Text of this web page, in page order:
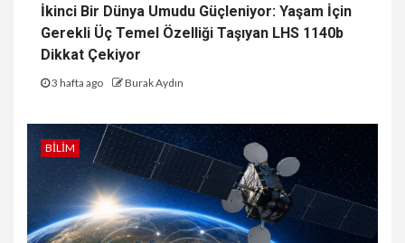
İkinci Bir Dünya Umudu Güçleniyor: Yaşam İçin
Gerekli Üç Temel Özelliği Taşıyan LHS 1140b
Dikkat Çekiyor
3 hafta ago Burak Aydın
BILIM